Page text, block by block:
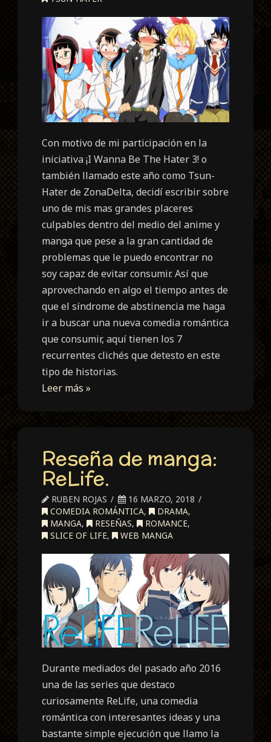
Con motivo de mi participación en la
iniciativa ¡I Wanna Be The Hater 3! o
también llamado este año como Tsun-
Hater de ZonaDelta, decidí escribir sobre
uno de mis mas grandes placeres
culpables dentro del medio del anime y
manga que pese a la gran cantidad de
problemas que le puedo encontrar no
soy capaz de evitar consumir. Así que
aprovechando en algo el tiempo antes de
que el síndrome de abstinencia me haga
ir a buscar una nueva comedia romántica
que consumir, aquí tienen los 7
recurrentes clichés que detesto en este
tipo de historias.
Leer más »
Reseña de manga:
ReLife.
RUBEN ROJAS
16 MARZO, 2018
COMEDIA ROMÁNTICA, DRAMA,
MANGA, RESEÑAS, ROMANCE,
SLICE OF LIFE, WEB MANGA
Durante mediados del pasado año 2016
una de las series que destaco
curiosamente ReLife, una comedia
romántica con interesantes ideas y una
bastante simple ejecución que llamo la